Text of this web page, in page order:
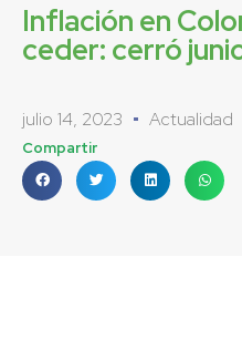
Inflación en
ceder: cerró
julio 14, 2023 Actualidad
Compartir